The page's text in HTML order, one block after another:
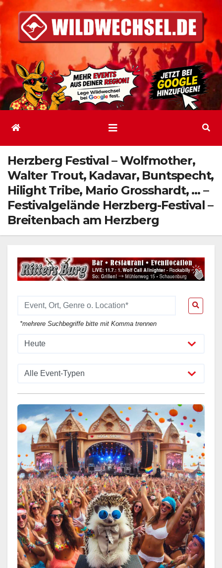
Inhalt
springen
Herzberg Festival – Wolfmother,
Walter Trout, Kadavar, Buntspecht,
Hilight Tribe, Mario Grosshardt, … –
Festivalgelände Herzberg-Festival –
Breitenbach am Herzberg
*mehrere Suchbegriffe bitte mit Komma trennen